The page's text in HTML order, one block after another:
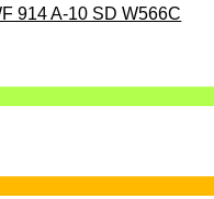
914 A-10 SD W566C